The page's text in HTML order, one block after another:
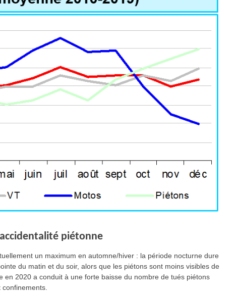
piétonne
un maximum en automne/hiver : la période nocturne dure
du matin et du soir, alors que les piétons sont moins visibles de
en 2020 a conduit à une forte baisse du nombre de tués piétons